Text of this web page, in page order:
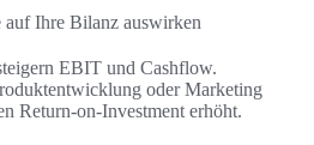
Ihre Bilanz auswirken
EBIT und Cashflow.
oder Marketing
Return-on-Investment erhöht.